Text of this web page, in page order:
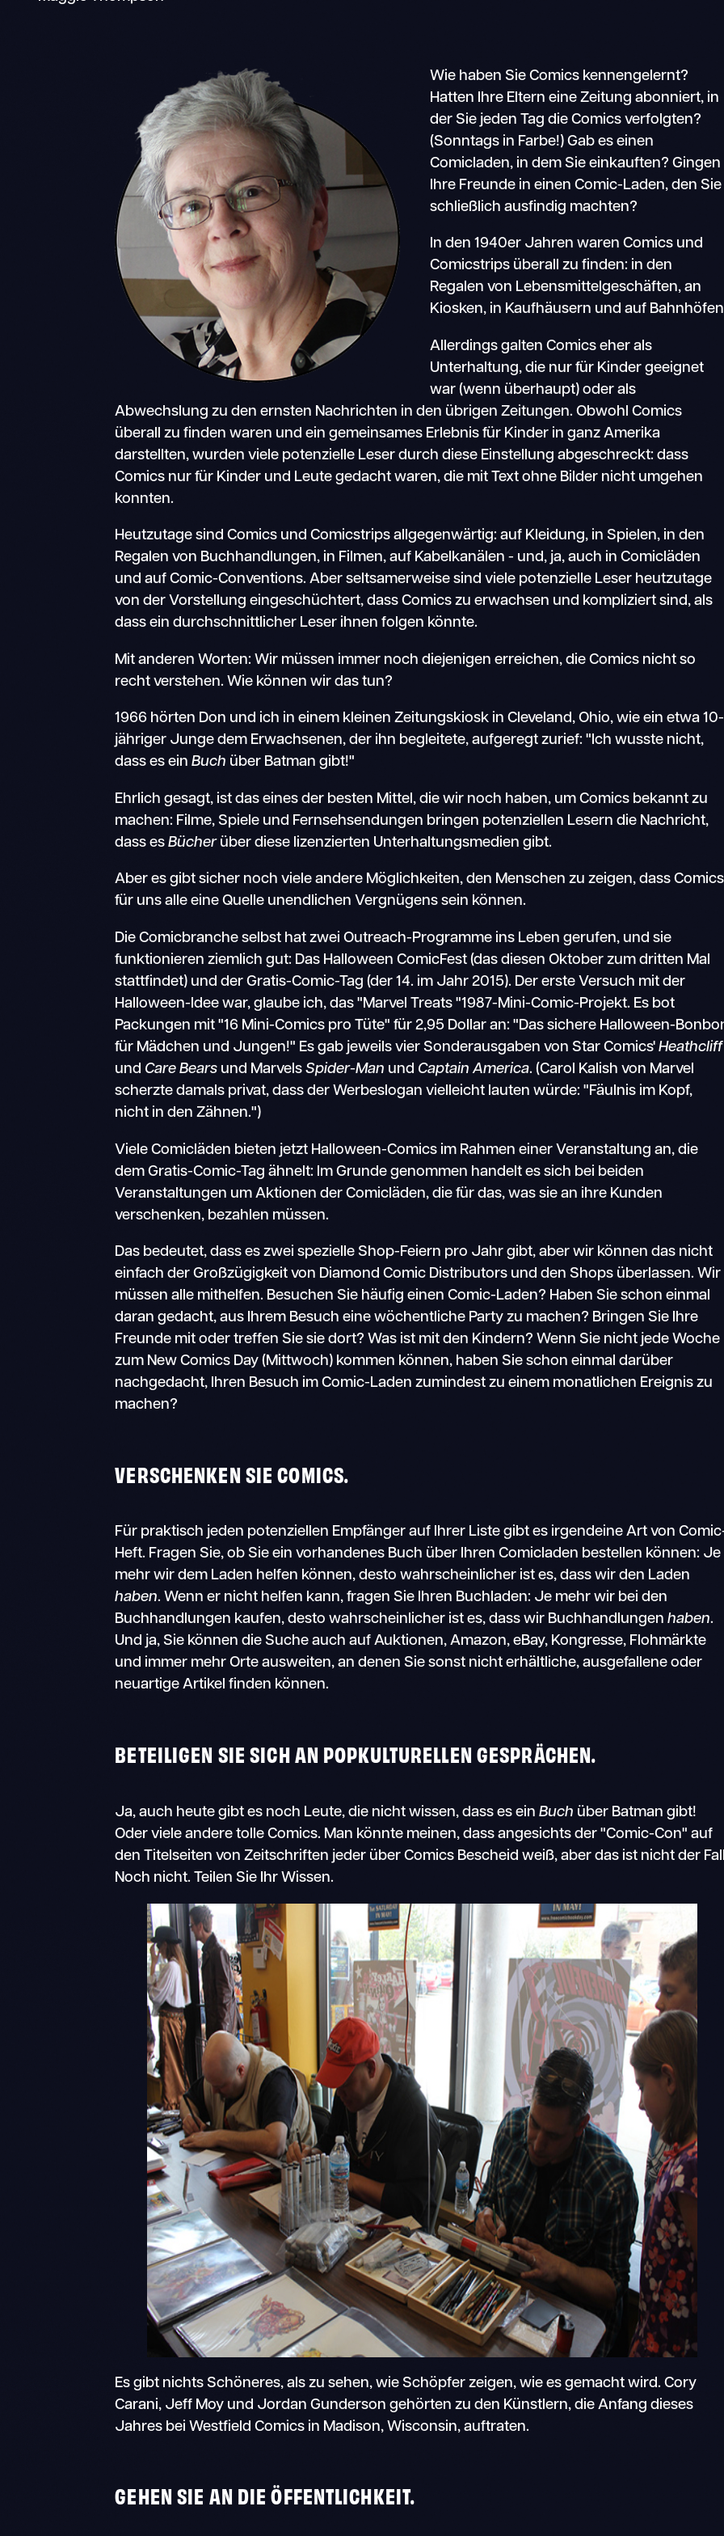
Wie haben Sie Comics kennengelernt?
Hatten Ihre Eltern eine Zeitung abonniert, in
der Sie jeden Tag die Comics verfolgten?
(Sonntags in Farbe!) Gab es einen
Comicladen, in dem Sie einkauften? Gingen
Ihre Freunde in einen Comic-Laden, den Sie
schließlich ausfindig machten?
In den 1940er Jahren waren Comics und
Comicstrips überall zu finden: in den
Regalen von Lebensmittelgeschäften, an
Kiosken, in Kaufhäusern und auf
Allerdings galten Comics eher als
Unterhaltung, die nur für Kinder geeignet
war (wenn überhaupt) oder als
Abwechslung zu den ernsten Nachrichten in den übrigen Zeitungen. Obwohl Comics
überall zu finden waren und ein gemeinsames Erlebnis für Kinder in ganz Amerika
darstellten, wurden viele potenzielle Leser durch diese Einstellung abgeschreckt: dass
Comics nur für Kinder und Leute gedacht waren, die mit Text ohne Bilder nicht umgehen
konnten.
Heutzutage sind Comics und Comicstrips allgegenwärtig: auf Kleidung, in Spielen, in den
Regalen von Buchhandlungen, in Filmen, auf Kabelkanälen - und, ja, auch in Comicläden
und auf Comic-Conventions. Aber seltsamerweise sind viele potenzielle Leser heutzutage
von der Vorstellung eingeschüchtert, dass Comics zu erwachsen und kompliziert sind, als
dass ein durchschnittlicher Leser ihnen folgen könnte.
Mit anderen Worten: Wir müssen immer noch diejenigen erreichen, die Comics nicht so
recht verstehen. Wie können wir das tun?
1966 hörten Don und ich in einem kleinen Zeitungskiosk in Cleveland, Ohio, wie ein etwa 10-
jähriger Junge dem Erwachsenen, der ihn begleitete, aufgeregt zurief: "Ich wusste nicht,
dass es einBuch über Batman gibt!"
Ehrlich gesagt, ist das eines der besten Mittel, die wir noch haben, um Comics bekannt zu
machen: Filme, Spiele und Fernsehsendungen bringen potenziellen Lesern die Nachricht,
dass esBücherüber diese lizenzierten Unterhaltungsmedien gibt.
Aber es gibt sicher noch viele andere Möglichkeiten, den Menschen zu zeigen, dass Comics
für uns alle eine Quelle unendlichen Vergnügens sein können.
Die Comicbranche selbst hat zwei Outreach-Programme ins Leben gerufen, und sie
funktionieren ziemlich gut: Das Halloween ComicFest (das diesen Oktober zum dritten Mal
stattfindet) und der Gratis-Comic-Tag (der 14. im Jahr 2015). Der erste Versuch mit der
Halloween-Idee war, glaube ich, das "Marvel Treats "1987-Mini-Comic-Projekt. Es bot
Packungen mit "16 Mini-Comics pro Tüte" für 2,95 Dollar an: "Das sichere Halloween-
für Mädchen und Jungen!" Es gab jeweils vier Sonderausgaben von Star Comics'Heathcliff
und Care Bears und MarvelsSpider-Man und Captain America. (Carol Kalish von Marvel
scherzte damals privat, dass der Werbeslogan vielleicht lauten würde: "Fäulnis im Kopf,
nicht in den Zähnen.")
Viele Comicläden bieten jetzt Halloween-Comics im Rahmen einer Veranstaltung an, die
dem Gratis-Comic-Tag ähnelt: Im Grunde genommen handelt es sich bei beiden
Veranstaltungen um Aktionen der Comicläden, die für das, was sie an ihre Kunden
verschenken, bezahlen müssen.
Das bedeutet, dass es zwei spezielle Shop-Feiern pro Jahr gibt, aber wir können das nicht
einfach der Großzügigkeit von Diamond Comic Distributors und den Shops überlassen. Wir
müssen alle mithelfen. Besuchen Sie häufig einen Comic-Laden? Haben Sie schon einmal
daran gedacht, aus Ihrem Besuch eine wöchentliche Party zu machen? Bringen Sie Ihre
Freunde mit oder treffen Sie sie dort? Was ist mit den Kindern? Wenn Sie nicht jede Woche
zum New Comics Day (Mittwoch) kommen können, haben Sie schon einmal darüber
nachgedacht, Ihren Besuch im Comic-Laden zumindest zu einem monatlichen Ereignis zu
machen?
VERSCHENKEN SIE COMICS.
Für praktisch jeden potenziellen Empfänger auf Ihrer Liste gibt es irgendeine Art von
Heft. Fragen Sie, ob Sie ein vorhandenes Buch über Ihren Comicladen bestellen können: Je
mehr wir dem Laden helfen können, desto wahrscheinlicher ist es, dass wir den Laden
haben. Wenn er nicht helfen kann, fragen Sie Ihren Buchladen: Je mehr wir bei den
Buchhandlungen kaufen, desto wahrscheinlicher ist es, dass wir Buchhandlungenhaben.
Und ja, Sie können die Suche auch auf Auktionen, Amazon, eBay, Kongresse, Flohmärkte
und immer mehr Orte ausweiten, an denen Sie sonst nicht erhältliche, ausgefallene oder
neuartige Artikel finden können.
BETEILIGEN SIE SICH AN POPKULTURELLEN GESPRÄCHEN.
Ja, auch heute gibt es noch Leute, die nicht wissen, dass es einBuch über Batman gibt!
Oder viele andere tolle Comics. Man könnte meinen, dass angesichts der "Comic-Con" auf
den Titelseiten von Zeitschriften jeder über Comics Bescheid weiß, aber das ist nicht der
Noch nicht. Teilen Sie Ihr Wissen.
Es gibt nichts Schöneres, als zu sehen, wie Schöpfer zeigen, wie es gemacht wird. Cory
Carani, Jeff Moy und Jordan Gunderson gehörten zu den Künstlern, die Anfang dieses
Jahres bei Westfield Comics in Madison, Wisconsin, auftraten.
GEHEN SIE AN DIE ÖFFENTLICHKEIT.